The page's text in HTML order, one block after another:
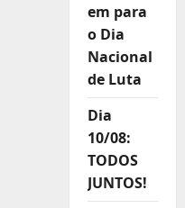
em para
o Dia
Nacional
de Luta
Dia
10/08:
TODOS
JUNTOS!